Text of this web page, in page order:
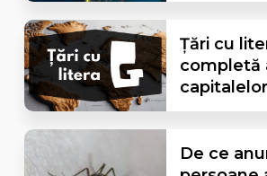
Țări cu
completă
capitalelor
De ce